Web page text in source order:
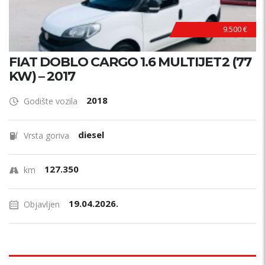
9.500 €
FIAT DOBLO CARGO 1.6 MULTIJET2 (77
KW) – 2017
Godište vozila 2018
Vrsta goriva diesel
km 127.350
Objavljen 19.04.2026.